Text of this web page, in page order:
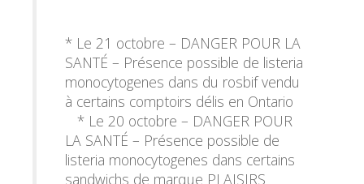
* Le 21 octobre – DANGER POUR LA
SANTÉ – Présence possible de listeria
monocytogenes dans du rosbif vendu
à certains comptoirs délis en Ontario
* Le 20 octobre – DANGER POUR
LA SANTÉ – Présence possible de
listeria monocytogenes dans certains
sandwichs de marque PLAISIRS